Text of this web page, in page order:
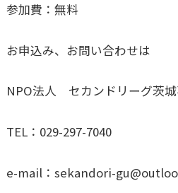
参加費：無料
お申込み、お問い合わせは
NPO法人 セカンドリーグ茨
TEL：029-297-7040
e-mail：sekandori-